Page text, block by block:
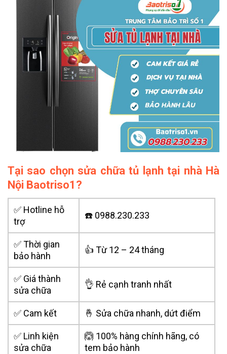
Tại sao chọn sửa chữa tủ lạnh tại nhà Hà
Nội Baotriso1?
✅ Hotline hỗ
trợ
☎️ 0988.230.233
✅ Thời gian
bảo hành
👍 Từ 12 – 24 tháng
✅ Giá thành
sửa chữa
👌 Rẻ cạnh tranh nhất
✅ Cam kết 🤞 Sửa chữa nhanh, dứt điểm
✅ Linh kiện
sửa chữa
🙆 100% hàng chính hãng, có
tem bảo hành